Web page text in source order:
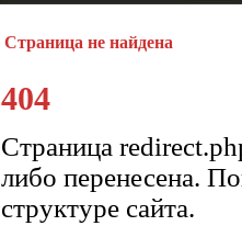
Страница не найдена
404
Страница
либо перенесена.
структуре сайта.